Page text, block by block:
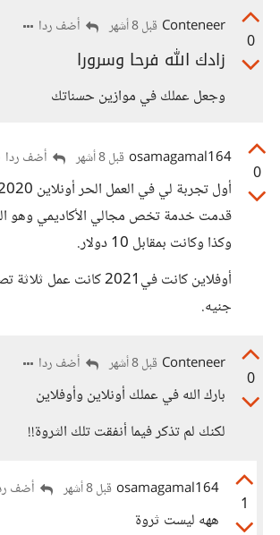
0
Conteneer قبل 8 أشهر أضف ردا
زادك الله فرحا وسرورا
وجعل عملك في موازين حسناتك
0
osamagamal164 قبل 8 أشهر أضف ردا
قدمت خدمة تخص مجالي الأكاديمي وهو
وكذا وكانت بمقابل 10 دولار.
جنيه.
0
Conteneer قبل 8 أشهر أضف ردا
بارك الله في عملك أونلاين وأوفلاين
لكنك لم تذكر فيما أنفقت تلك الثروة!!
1
osamagamal164 قبل 8 أشهر أضف
ههه ليست ثروة